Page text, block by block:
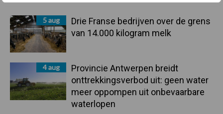
5 aug
Drie Franse bedrijven over de grens
van 14.000 kilogram melk
4 aug
Provincie Antwerpen breidt
onttrekkingsverbod uit: geen water
meer oppompen uit onbevaarbare
waterlopen